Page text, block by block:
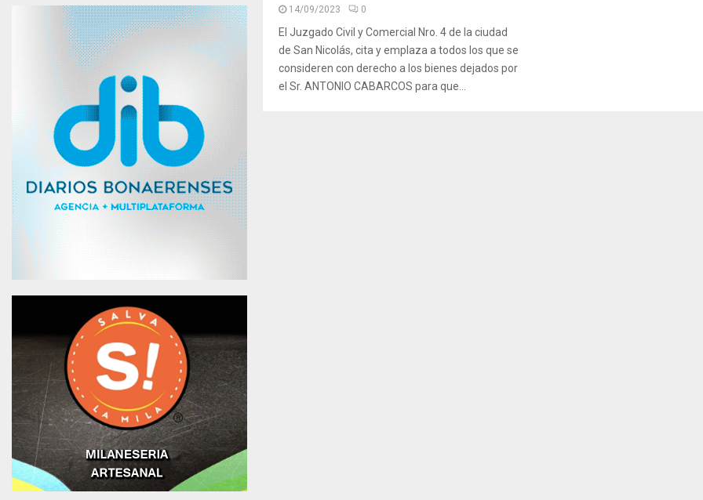
14/09/2023 0
El Juzgado Civil y Comercial Nro. 4 de la ciudad
de San Nicolás, cita y emplaza a todos los que se
consideren con derecho a los bienes dejados por
el Sr. ANTONIO CABARCOS para que...